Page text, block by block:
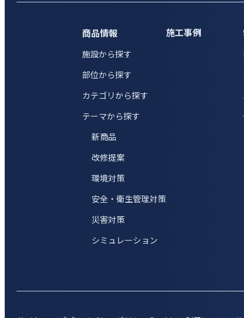
商品情報
施設から探す
部位から探す
カテゴリから探す
テーマから探す
新商品
改修提案
環境対策
安全・衛生管理対策
災害対策
シミュレーション
施工事例